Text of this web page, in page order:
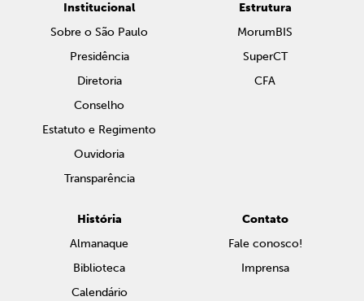
Institucional
Sobre o São Paulo
Presidência
Diretoria
Conselho
Estatuto e Regimento
Ouvidoria
Transparência
Estrutura
MorumBIS
SuperCT
CFA
História
Almanaque
Biblioteca
Calendário
Contato
Fale conosco!
Imprensa